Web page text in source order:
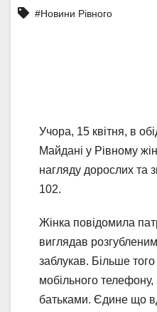
#Новини Рівного
Учора, 15 квітня, в
Майдані у Рівному
нагляду дорослих та
102.
Жінка повідомила
виглядав
заблукав. Більше
мобільного телефону,
батьками. Єдине що